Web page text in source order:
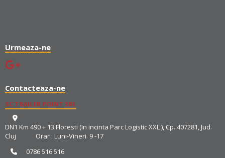
Urmeaza-ne
Contacteaza-ne
SC TRAILER POINT SRL
DN1 Km 490 + 13 Floresti (In incinta Parc Logistic XXL ), Cp. 407281, Jud.
Cluj Orar : Luni-Vineri 9 -17
0786 516 516